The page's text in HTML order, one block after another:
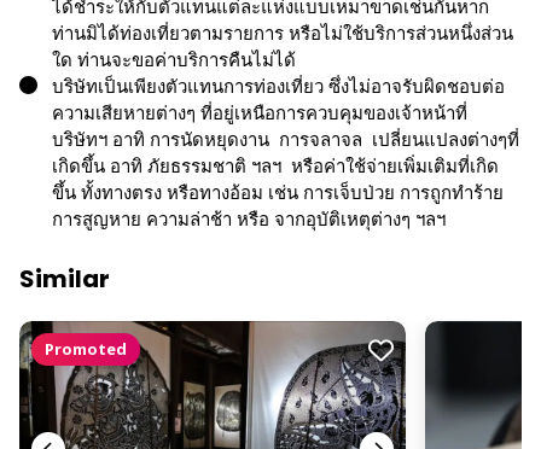
ได้ชำระให้กับตัวแทนแต่ละแห่งแบบเหมาขาดเช่นกันหาก
ท่านมิได้ท่องเที่ยวตามรายการ หรือไม่ใช้บริการส่วนหนึ่งส่วน
ใด ท่านจะขอค่าบริการคืนไม่ได้
บริษัทเป็นเพียงตัวแทนการท่องเที่ยว ซึ่งไม่อาจรับผิดชอบต่อ
ความเสียหายต่างๆ ที่อยู่เหนือการควบคุมของเจ้าหน้าที่
บริษัทฯ อาทิ การนัดหยุดงาน การจลาจล เปลี่ยนแปลงต่างๆที่
เกิดขึ้น อาทิ ภัยธรรมชาติ ฯลฯ หรือค่าใช้จ่ายเพิ่มเติมที่เกิด
ขึ้น ทั้งทางตรง หรือทางอ้อม เช่น การเจ็บป่วย การถูกทำร้าย
การสูญหาย ความล่าช้า หรือ จากอุบัติเหตุต่างๆ ฯลฯ
Similar
Promoted